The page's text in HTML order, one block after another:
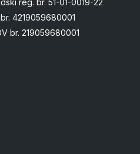
reg. br. 51-01-0019-22
4219059680001
br. 219059680001